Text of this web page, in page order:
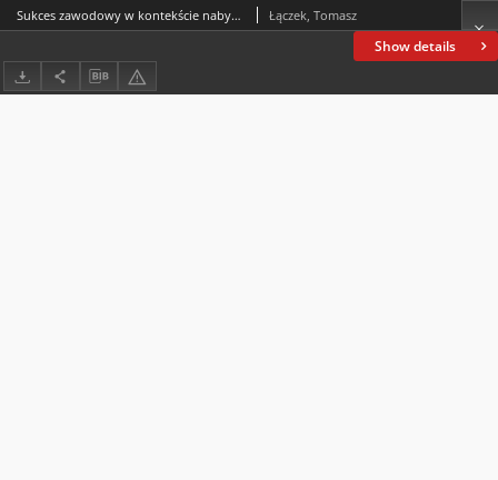
Show details
Sukces zawodowy w kontekście nabywania kompetencji przyszłości Łączek, Tomasz